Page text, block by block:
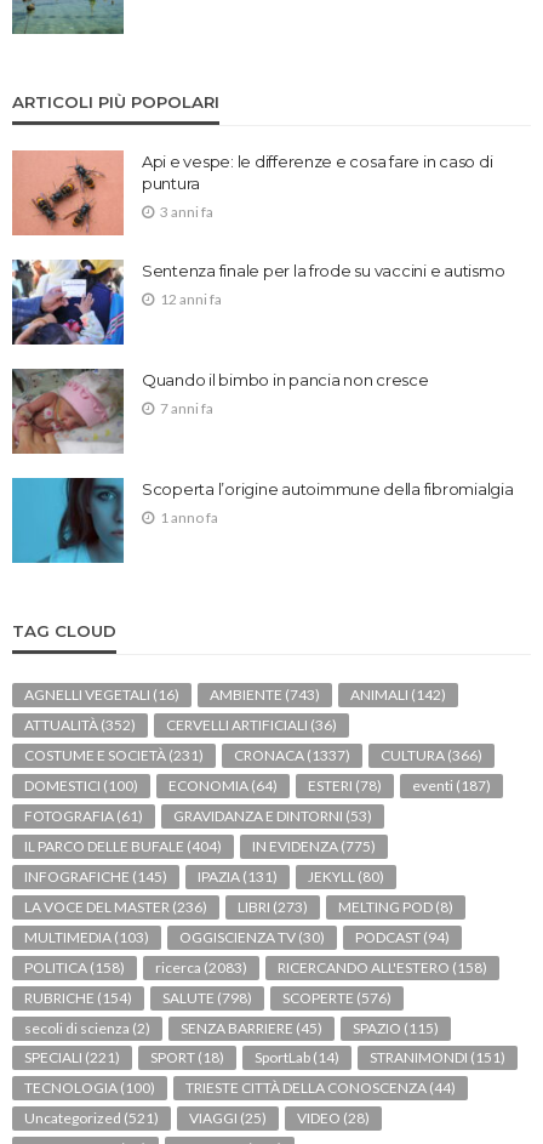
ARTICOLI PIÙ POPOLARI
Api e vespe: le differenze e cosa fare in caso di
puntura
3 anni fa
Sentenza finale per la frode su vaccini e autismo
12 anni fa
Quando il bimbo in pancia non cresce
7 anni fa
Scoperta l’origine autoimmune della fibromialgia
1 anno fa
TAG CLOUD
AGNELLI VEGETALI (16) AMBIENTE (743) ANIMALI (142)
ATTUALITÀ (352) CERVELLI ARTIFICIALI (36)
COSTUME E SOCIETÀ (231) CRONACA (1337) CULTURA (366)
DOMESTICI (100) ECONOMIA (64) ESTERI (78) eventi (187)
FOTOGRAFIA (61) GRAVIDANZA E DINTORNI (53)
IL PARCO DELLE BUFALE (404) IN EVIDENZA (775)
INFOGRAFICHE (145) IPAZIA (131) JEKYLL (80)
LA VOCE DEL MASTER (236) LIBRI (273) MELTING POD (8)
MULTIMEDIA (103) OGGISCIENZA TV (30) PODCAST (94)
POLITICA (158) ricerca (2083) RICERCANDO ALL'ESTERO (158)
RUBRICHE (154) SALUTE (798) SCOPERTE (576)
secoli di scienza (2) SENZA BARRIERE (45) SPAZIO (115)
SPECIALI (221) SPORT (18) SportLab (14) STRANIMONDI (151)
TECNOLOGIA (100) TRIESTE CITTÀ DELLA CONOSCENZA (44)
Uncategorized (521) VIAGGI (25) VIDEO (28)